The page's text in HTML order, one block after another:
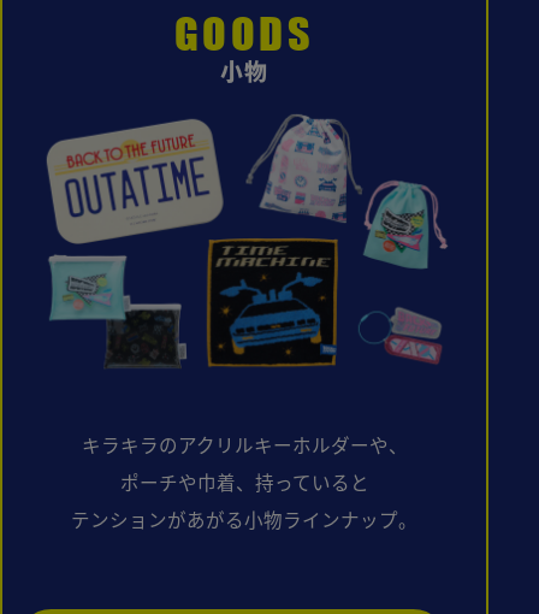
GOODS
小物
キラキラのアクリルキーホルダーや、
ポーチや巾着、 持っていると
テンションがあがる小物ラインナップ。